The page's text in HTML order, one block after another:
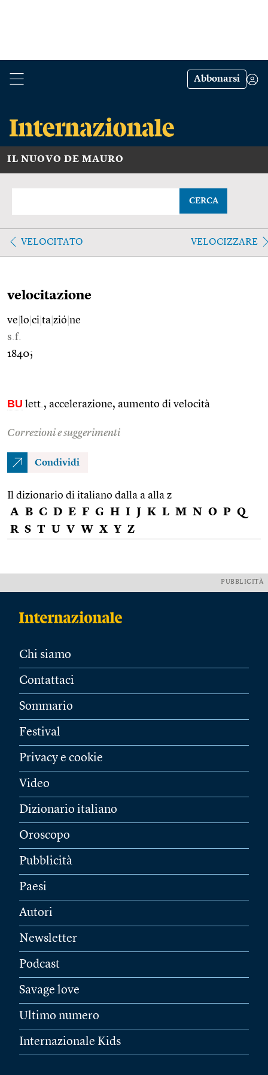
Abbonarsi
IL NUOVO DE MAURO
CERCA
VELOCITATO VELOCIZZARE
velocitazione
ve lo ci ta zió ne
s.f.
1840;
BU lett., accelerazione, aumento di velocità
Correzioni e suggerimenti
Condividi
Il dizionario di italiano dalla a alla z
A B C D E F G H I J K L M N O P Q
R S T U V W X Y Z
PUBBLICITÀ
Chi siamo
Contattaci
Sommario
Festival
Privacy e cookie
Video
Dizionario italiano
Oroscopo
Pubblicità
Paesi
Autori
Newsletter
Podcast
Savage love
Ultimo numero
Internazionale Kids